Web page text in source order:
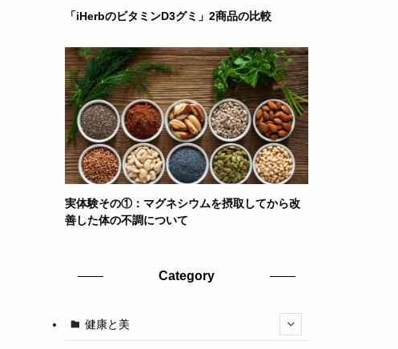
「iHerbのビタミンD3グミ」2商品の比較
実体験その①：マグネシウムを摂取してから改
善した体の不調について
Category
健康と美